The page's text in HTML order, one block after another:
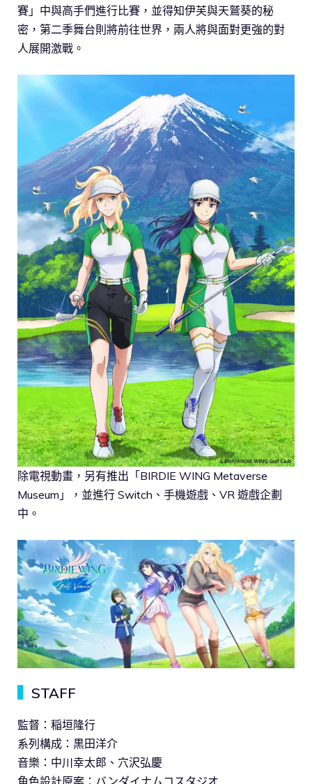
賽」中與高手們進行比賽，並得知伊芙與天鷲葵的秘
密，第二季舞台則將前往世界，兩人將與面對更強的對
人展開激戰。
除電視動畫，另有推出「BIRDIE WING Metaverse
Museum」，並進行 Switch、手機遊戲、VR 遊戲企劃
中。
STAFF
監督：稲垣隆行
系列構成：黒田洋介
音樂：中川幸太郎、穴沢弘慶